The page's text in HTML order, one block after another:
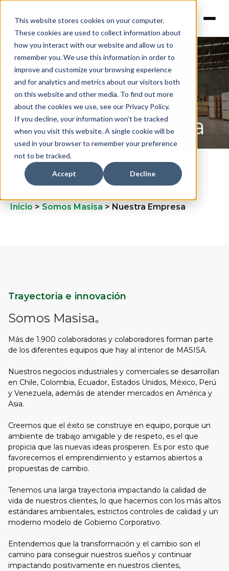
This website stores cookies on your computer.
These cookies are used to collect information about
how you interact with our website and allow us to
remember you. We use this information in order to
improve and customize your browsing experience
and for analytics and metrics about our visitors both
on this website and other media. To find out more
about the cookies we use, see our Privacy Policy.
If you decline, your information won’t be tracked
when you visit this website. A single cookie will be
used in your browser to remember your preference
not to be tracked.
Accept Decline
Nuestra Empresa
Inicio > Somos Masisa > Nuestra Empresa
Trayectoria e innovación
Somos Masisa®
Más de 1.900 colaboradoras y colaboradores forman parte
de los diferentes equipos que hay al interior de MASISA.
Nuestros negocios industriales y comerciales se desarrollan
en Chile, Colombia, Ecuador, Estados Unidos, México, Perú
y Venezuela, además de atender mercados en América y
Asia.
Creemos que el éxito se construye en equipo, porque un
ambiente de trabajo amigable y de respeto, es el que
propicia que las nuevas ideas prosperen. Es por esto que
favorecemos el emprendimiento y estamos abiertos a
propuestas de cambio.
Tenemos una larga trayectoria impactando la calidad de
vida de nuestros clientes, lo que hacemos con los más altos
estándares ambientales, estrictos controles de calidad y un
moderno modelo de Gobierno Corporativo.
Entendemos que la transformación y el cambio son el
camino para conseguir nuestros sueños y continuar
impactando positivamente en nuestros clientes,